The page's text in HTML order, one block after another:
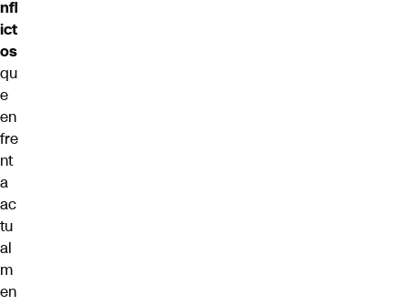
nfl
ict
os
qu
e
en
fre
nt
a
ac
tu
al
m
en